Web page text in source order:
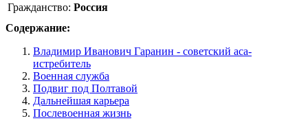
Гражданство: Россия
Содержание:
Владимир Иванович Гаранин - советский аса-
истребитель
Военная служба
Подвиг под Полтавой
Дальнейшая карьера
Послевоенная жизнь